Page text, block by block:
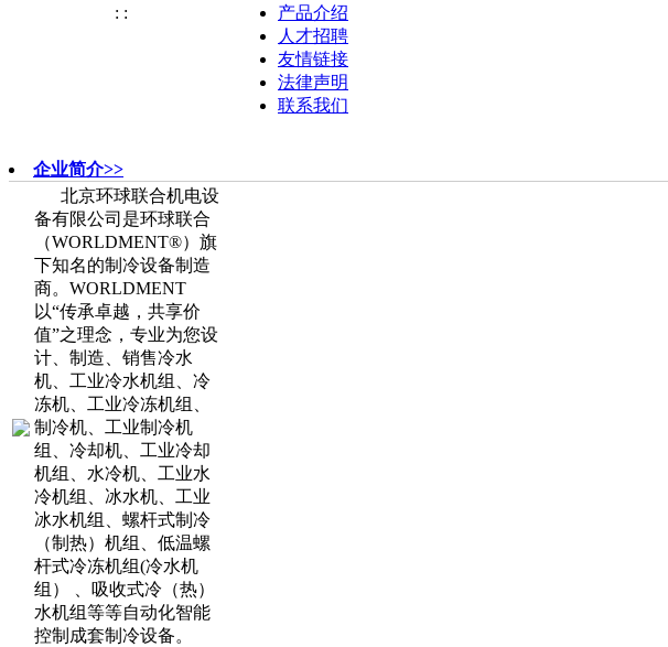
: :
产品介绍
人才招聘
友情链接
法律声明
联系我们
企业简介>>
北京环球联合机电设
备有限公司是环球联合
（WORLDMENT®）旗
下知名的制冷设备制造
商。WORLDMENT
以“传承卓越，共享价
值”之理念，专业为您设
计、制造、销售冷水
机、工业冷水机组、冷
冻机、工业冷冻机组、
制冷机、工业制冷机
组、冷却机、工业冷却
机组、水冷机、工业水
冷机组、冰水机、工业
冰水机组、螺杆式制冷
（制热）机组、低温螺
杆式冷冻机组(冷水机
组） 、吸收式冷（热）
水机组等等自动化智能
控制成套制冷设备。